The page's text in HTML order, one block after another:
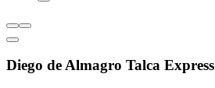
Diego de Almagro Talca Express